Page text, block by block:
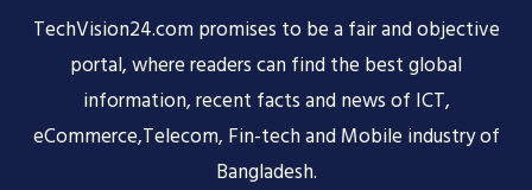
TechVision24.com promises to be a fair and objective
portal, where readers can find the best global
information, recent facts and news of ICT,
eCommerce,Telecom, Fin-tech and Mobile industry of
Bangladesh.